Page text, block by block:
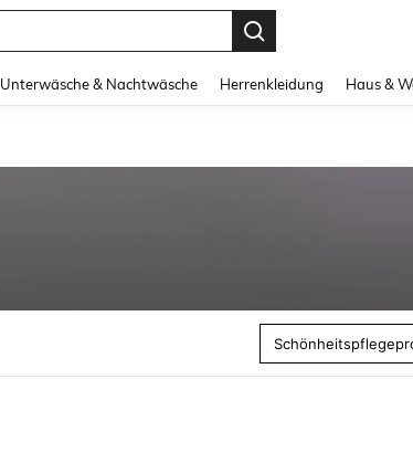
Unterwäsche & Nachtwäsche Herrenkleidung Haus &
Wimpern
Augenpinsel